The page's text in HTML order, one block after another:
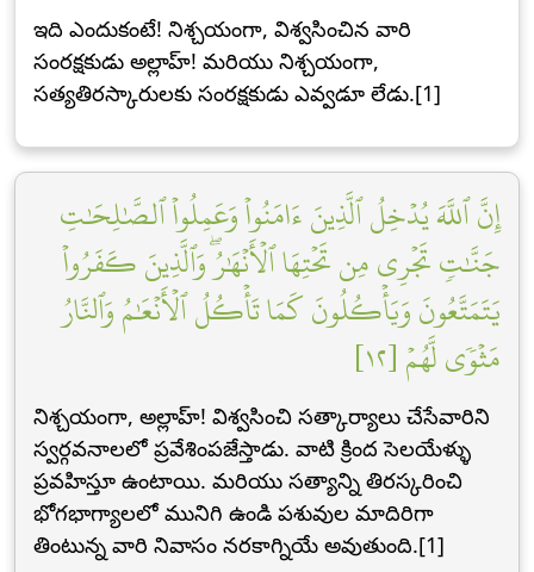
ఇది ఎందుకంటే! నిశ్చయంగా, విశ్వసించిన వారి
సంరక్షకుడు అల్లాహ్! మరియు నిశ్చయంగా,
సత్యతిరస్కారులకు సంరక్షకుడు ఎవ్వడూ లేడు.[1]
إِنَّ ٱللَّهَ يُدۡخِلُ ٱلَّذِينَ ءَامَنُواْ وَعَمِلُواْ ٱلصَّٰلِحَٰتِ
جَنَّٰتٖ تَجۡرِي مِن تَحۡتِهَا ٱلۡأَنۡهَٰرُۖ وَٱلَّذِينَ كَفَرُواْ
يَتَمَتَّعُونَ وَيَأۡكُلُونَ كَمَا تَأۡكُلُ ٱلۡأَنۡعَٰمُ وَٱلنَّارُ
مَثۡوٗى لَّهُمۡ [١٢]
నిశ్చయంగా, అల్లాహ్! విశ్వసించి సత్కార్యాలు చేసేవారిని
స్వర్గవనాలలో ప్రవేశింపజేస్తాడు. వాటి క్రింద సెలయేళ్ళు
ప్రవహిస్తూ ఉంటాయి. మరియు సత్యాన్ని తిరస్కరించి
భోగభాగ్యాలలో మునిగి ఉండి పశువుల మాదిరిగా
తింటున్న వారి నివాసం నరకాగ్నియే అవుతుంది.[1]